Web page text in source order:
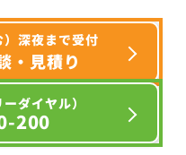
深夜まで受付
・見積り
ダイヤル）
200